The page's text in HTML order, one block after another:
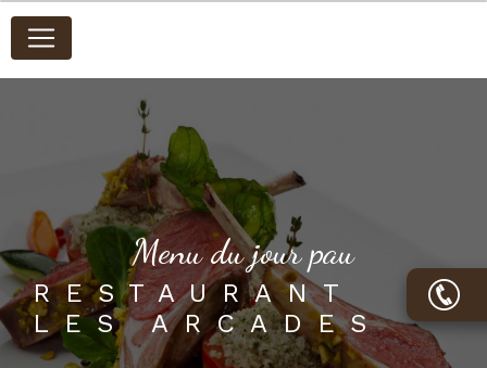
menu du jour pau
RESTAURANT
LES ARCADES
Panneau de gestion des cookies